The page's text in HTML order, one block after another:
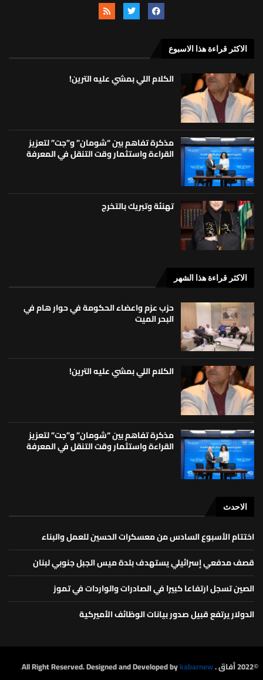
الاكثر قراءة هذا الاسبوع
الكلام اللي بمشي عليه الترين!
مذكرة تفاهم بين “شومان” و”جت” لتعزيز
القراءة واستثمار وقت التنقل في المعرفة
تهنئة وتبريك بالتخرج
الاكثر قراءة هذا الشهر
حزب عزم واعضاء الحكومة في حوار هام في
البحر الميت
الكلام اللي بمشي عليه الترين!
مذكرة تفاهم بين “شومان” و”جت” لتعزيز
القراءة واستثمار وقت التنقل في المعرفة
الاحدث
اختتام الأسبوع السادس من معسكرات الحسين للعمل والبناء
قصف مدفعي إسرائيلي يستهدف بلدة ميس الجبل جنوبي لبنان
الصين تسجل ارتفاعا كبيرا في الصادرات والواردات في تموز
الدولار يرتفع قبيل صدور بيانات الوظائف الأميركية
©2022 أفاق . All Right Reserved. Designed and Developed by kabarnew.